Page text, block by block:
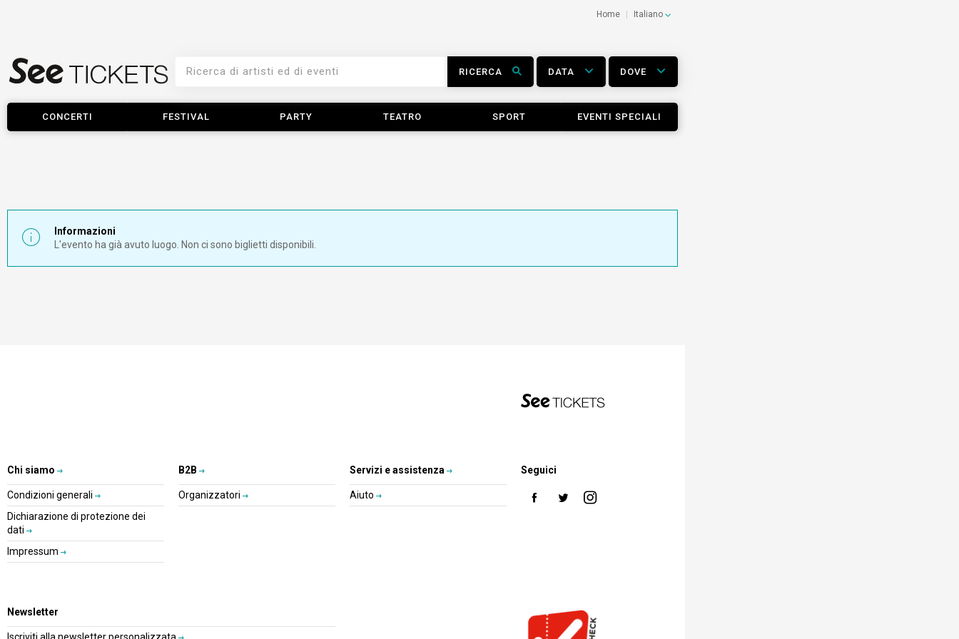
Home Italiano
RICERCA DATA DOVE
CONCERTI FESTIVAL PARTY TEATRO SPORT EVENTI SPECIALI
Informazioni
L'evento ha già avuto luogo. Non ci sono biglietti disponibili.
Chi siamo
Condizioni generali
Dichiarazione di protezione dei
dati
Impressum
B2B
Organizzatori
Servizi e assistenza
Aiuto
Seguici
Newsletter